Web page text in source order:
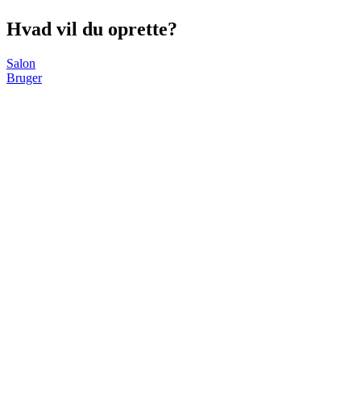
Hvad vil du oprette?
Salon
Bruger